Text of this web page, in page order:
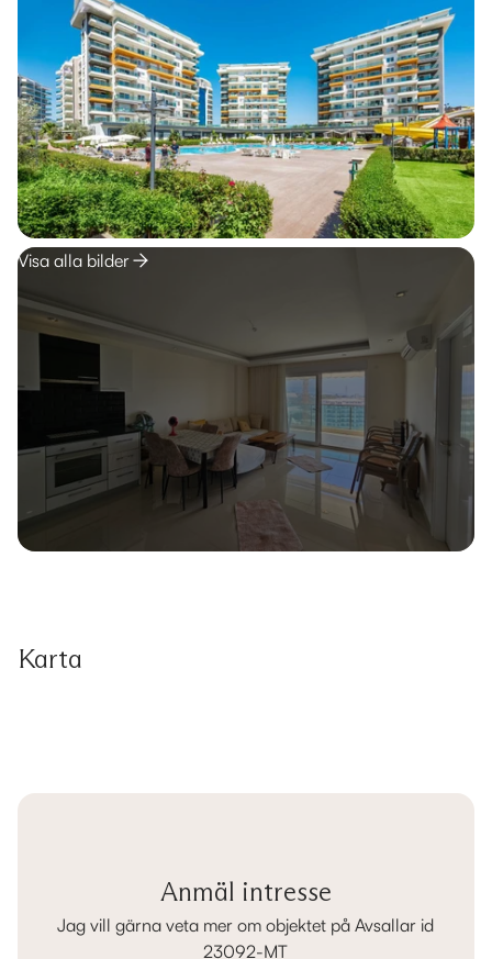
Visa alla bilder
Karta
Anmäl intresse
Jag vill gärna veta mer om objektet på Avsallar id
23092-MT